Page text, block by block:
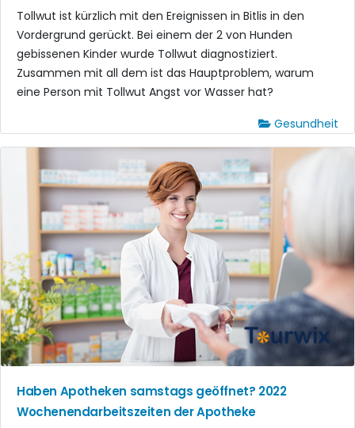
Tollwut ist kürzlich mit den Ereignissen in Bitlis in den
Vordergrund gerückt. Bei einem der 2 von Hunden
gebissenen Kinder wurde Tollwut diagnostiziert.
Zusammen mit all dem ist das Hauptproblem, warum
eine Person mit Tollwut Angst vor Wasser hat?
Gesundheit
Haben Apotheken samstags geöffnet? 2022
Wochenendarbeitszeiten der Apotheke